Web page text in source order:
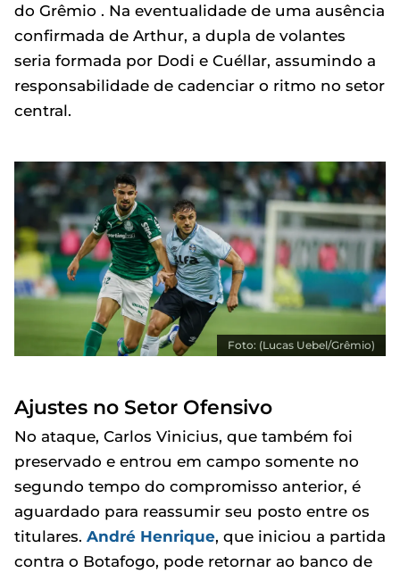
do Grêmio . Na eventualidade de uma ausência
confirmada de Arthur, a dupla de volantes
seria formada por Dodi e Cuéllar, assumindo a
responsabilidade de cadenciar o ritmo no setor
central.
Foto: (Lucas Uebel/Grêmio)
Ajustes no Setor Ofensivo
No ataque, Carlos Vinicius, que também foi
preservado e entrou em campo somente no
segundo tempo do compromisso anterior, é
aguardado para reassumir seu posto entre os
titulares. André Henrique, que iniciou a partida
contra o Botafogo, pode retornar ao banco de